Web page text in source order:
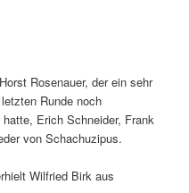
Rosenauer, der ein sehr
Runde noch
Erich Schneider, Frank
von Schachuzipus.
Wilfried Birk aus